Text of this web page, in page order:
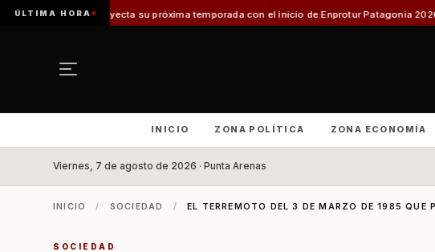
ÚLTIMA HORA
temporada con el inicio de Enprotur Patagonia 2026 Aeródromo de Natales:
INICIO ZONA POLÍTICA ZONA ECONOMÍA
Viernes, 7 de agosto de 2026 · Punta Arenas
INICIO / SOCIEDAD / EL TERREMOTO DEL 3 DE MARZO DE 1985 QUE
SOCIEDAD